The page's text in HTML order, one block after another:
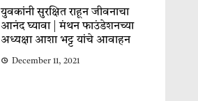
युवकांनी सुरक्षित राहून जीवनाचा
आनंद घ्यावा | मंथन फाउंडेशनच्या
अध्यक्षा आशा भट्ट यांचे आवाहन
December 11, 2021